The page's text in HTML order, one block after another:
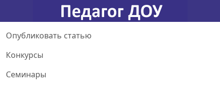
Опубликовать статью
Конкурсы
Семинары